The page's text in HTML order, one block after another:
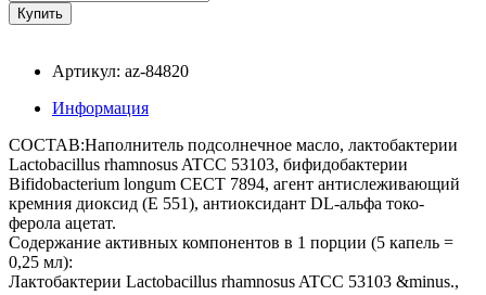
Артикул: az-84820
Информация
СОСТАВ:Наполнитель подсолнечное масло, лактобактерии
Lactobacillus rhamnosus ATCC 53103, бифидобактерии
Bifidobacterium longum CECT 7894, агент антислеживающий
кремния диоксид (Е 551), антиоксидант DL-альфа токо-
ферола ацетат.
Содержание активных компонентов в 1 порции (5 капель =
0,25 мл):
Лактобактерии Lactobacillus rhamnosus ATCC 53103 &minus.,